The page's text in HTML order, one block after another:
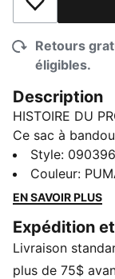
Ajouter à la
Retours
éligibles.
Description
HISTOIRE DU
Ce sac à
audacieuse de
nous élèverons
chaque individu
design
compagnon
confiance et
Style:
Couleur:
EN SAVOIR PLUS
Expédition
Livraison
plus de 75$